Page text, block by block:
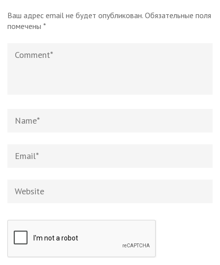
Ваш адрес email не будет опубликован. Обязательные поля
помечены *